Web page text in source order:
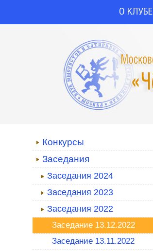
О КЛУБЕ
Конкурсы
Заседания
Заседания 2024
Заседания 2023
Заседания 2022
Заседание 13.12.2022
Заседание 13.11.2022